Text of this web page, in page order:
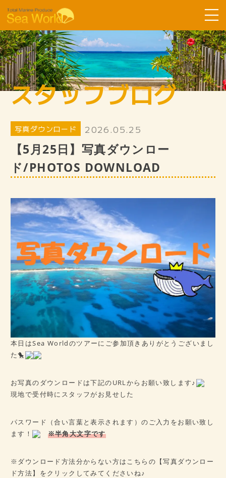
Sea Worldについて
コース紹介
ツアーの流れ
お客様の声
SDGsへ取り組み
スタッフ紹介
スタッフブログ
病歴チェックシート
★ご予約はこちら★
会社概要
アクセス
スタッフブログ
写真ダウンロード 2026.05.25
【5月25日】写真ダウンロー
ド/PHOTOS DOWNLOAD
本日はSea Worldのツアーにご参加頂きありがとうございまし
た🐤
お写真のダウンロードは下記のURLからお願い致します♪
現地で受付時にスタッフがお見せした
パスワード（合い言葉と表示されます）のご入力をお願い致し
ます！
※半角大文字です
※ダウンロード方法分からない方はこちらの【写真ダウンロー
ド方法】をクリックしてみてくださいね♪